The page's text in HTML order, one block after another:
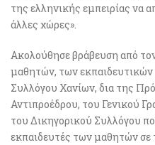
της ελληνικής εμπειρίας να
άλλες χώρες».
Ακολούθησε βράβευση από
μαθητών, των εκπαιδευτικών
Συλλόγου Χανίων, δια της
Αντιπροέδρου, του Γενικού
του Δικηγορικού Συλλόγου
εκπαιδευτές των μαθητών σε